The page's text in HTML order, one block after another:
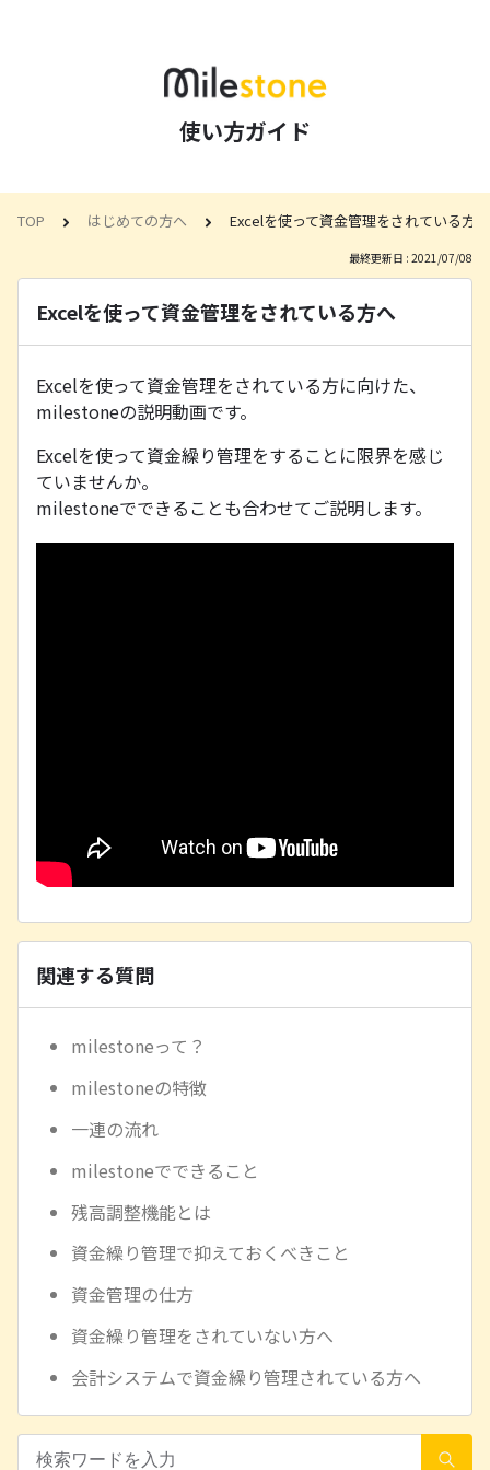
使い方ガイド
TOP はじめての方へ Excelを使って資金管理をされている方へ
最終更新日 : 2021/07/08
Excelを使って資金管理をされている方へ
Excelを使って資金管理をされている方に向けた、
milestoneの説明動画です。
Excelを使って資金繰り管理をすることに限界を感じ
ていませんか。
milestoneでできることも合わせてご説明します。
関連する質問
milestoneって？
milestoneの特徴
一連の流れ
milestoneでできること
残高調整機能とは
資金繰り管理で抑えておくべきこと
資金管理の仕方
資金繰り管理をされていない方へ
会計システムで資金繰り管理されている方へ